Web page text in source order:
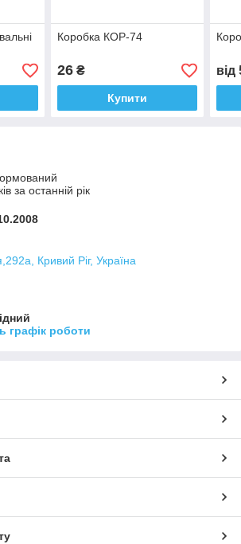
Коробка КОР-74
26₴
Купити
від
за останній рік
Кривий Ріг, Україна
графік роботи